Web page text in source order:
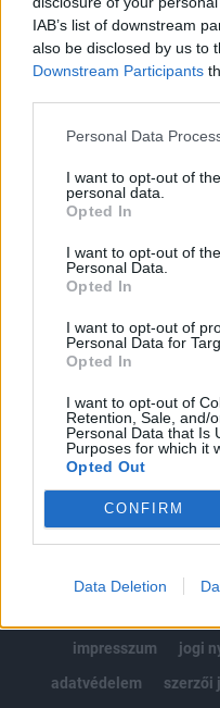
IAB’s list of downstream
also be disclosed by us to
Downstream Participants
Personal Data
I want to opt-out of
personal data.
Opted In
I want to opt-out of
Personal Data.
Opted In
I want to opt-out of
Personal Data for
Opted In
I want to opt-out of
Retention, Sale, and/
Personal Data that Is
Purposes for which it
Opted Out
CONFIRM
Data Deletion
védelmére 1993-ban
KEDVES
A keresett cikk a
regisztrációhoz kötött.
Portfolio.hu teljes
Kötéslisták: BÉT
MÁR ELŐFIZETŐNK
impresszum
jogi
adatvédelem
szerzői